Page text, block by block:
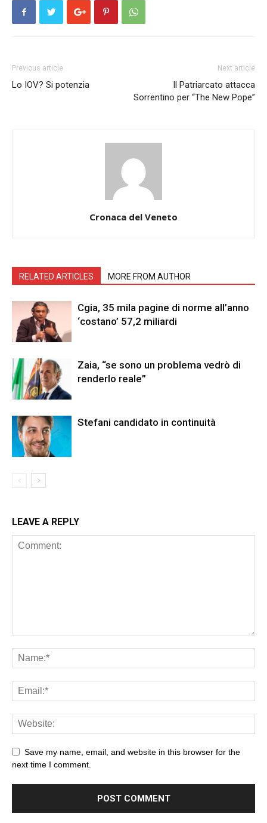
Previous article
Lo IOV? Si potenzia
Next article
Il Patriarcato attacca
Sorrentino per “The New Pope”
Cronaca del Veneto
RELATED ARTICLES MORE FROM AUTHOR
Cgia, 35 mila pagine di norme all’anno
‘costano’ 57,2 miliardi
Zaia, “se sono un problema vedrò di
renderlo reale”
Stefani candidato in continuità
LEAVE A REPLY
Save my name, email, and website in this browser for the
next time I comment.